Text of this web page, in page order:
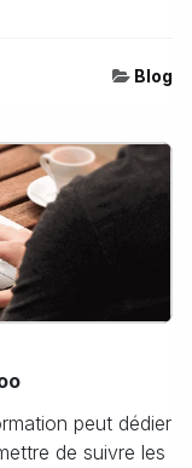
Blog
peut dédier
de suivre les